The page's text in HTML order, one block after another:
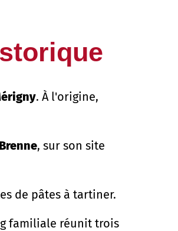
. À l'origine,
, sur son site
de pâtes à tartiner.
familiale réunit trois